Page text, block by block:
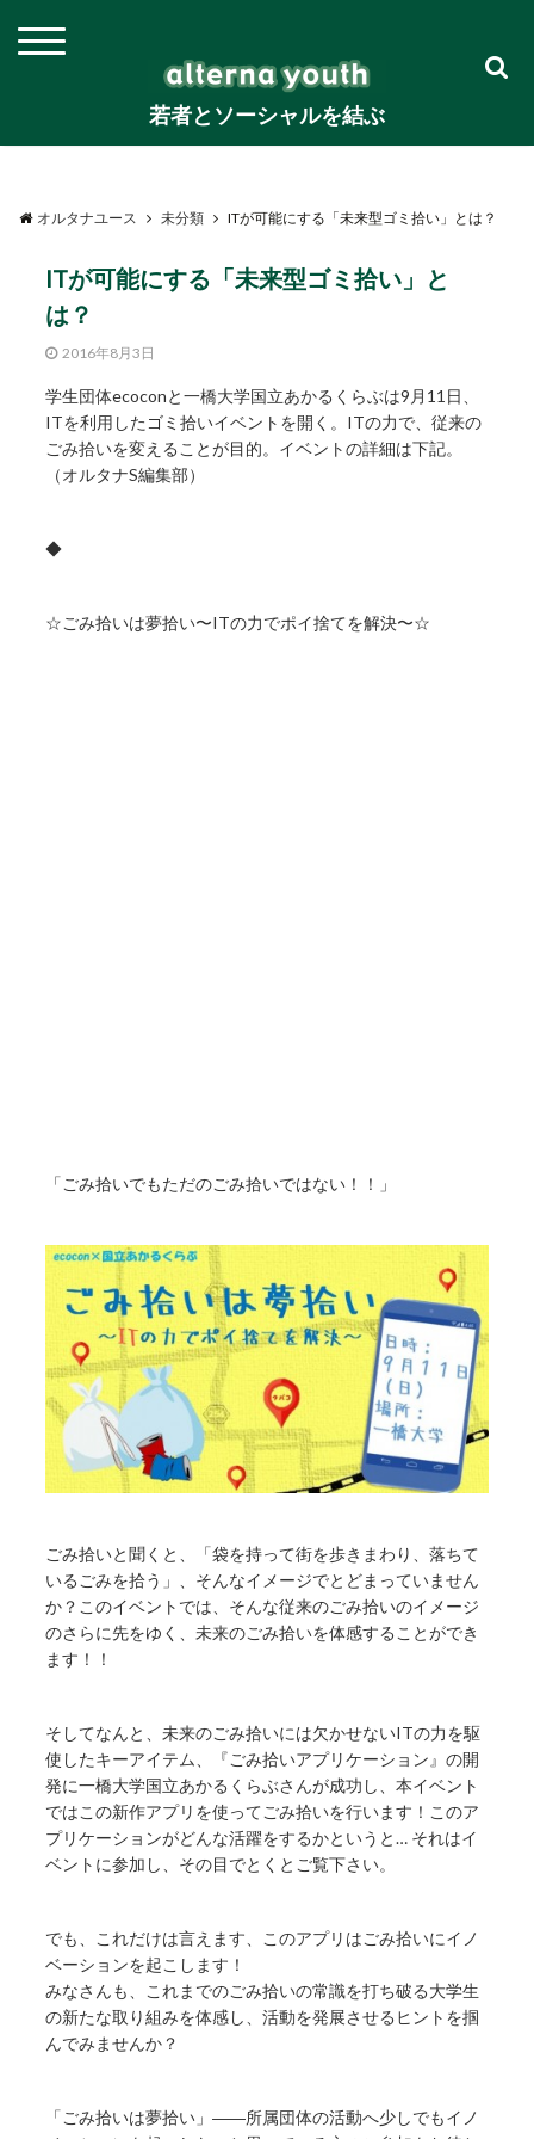
若者とソーシャルを結ぶ
オルタナユース 未分類 ITが可能にする「未来型ゴミ拾い」とは？
ITが可能にする「未来型ゴミ拾い」と
は？
2016年8月3日
学生団体ecoconと一橋大学国立あかるくらぶは9月11日、
ITを利用したゴミ拾いイベントを開く。ITの力で、従来の
ごみ拾いを変えることが目的。イベントの詳細は下記。
（オルタナS編集部）
◆
☆ごみ拾いは夢拾い〜ITの力でポイ捨てを解決〜☆
「ごみ拾いでもただのごみ拾いではない！！」
ごみ拾いと聞くと、「袋を持って街を歩きまわり、落ちて
いるごみを拾う」、そんなイメージでとどまっていません
か？このイベントでは、そんな従来のごみ拾いのイメージ
のさらに先をゆく、未来のごみ拾いを体感することができ
ます！！
そしてなんと、未来のごみ拾いには欠かせないITの力を駆
使したキーアイテム、『ごみ拾いアプリケーション』の開
発に一橋大学国立あかるくらぶさんが成功し、本イベント
ではこの新作アプリを使ってごみ拾いを行います！このア
プリケーションがどんな活躍をするかというと… それはイ
ベントに参加し、その目でとくとご覧下さい。
でも、これだけは言えます、このアプリはごみ拾いにイノ
ベーションを起こします！
みなさんも、これまでのごみ拾いの常識を打ち破る大学生
の新たな取り組みを体感し、活動を発展させるヒントを掴
んでみませんか？
「ごみ拾いは夢拾い」――所属団体の活動へ少しでもイノ